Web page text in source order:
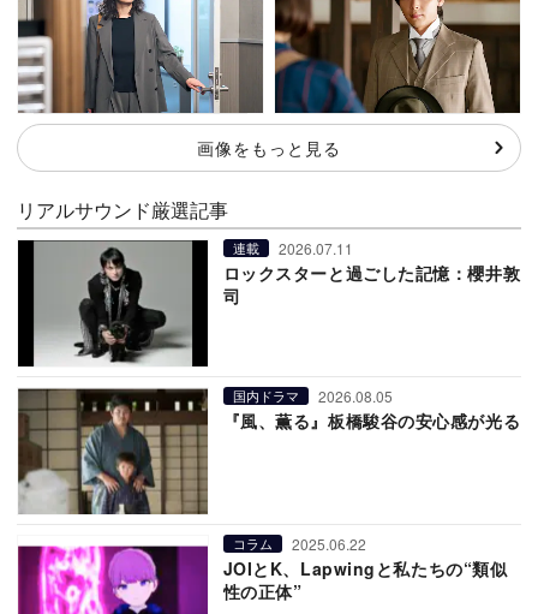
画像をもっと見る
リアルサウンド厳選記事
連載 2026.07.11
ロックスターと過ごした記憶：櫻井敦
司
国内ドラマ 2026.08.05
『風、薫る』板橋駿谷の安心感が光る
コラム 2025.06.22
JOIとK、Lapwingと私たちの“類似
性の正体”